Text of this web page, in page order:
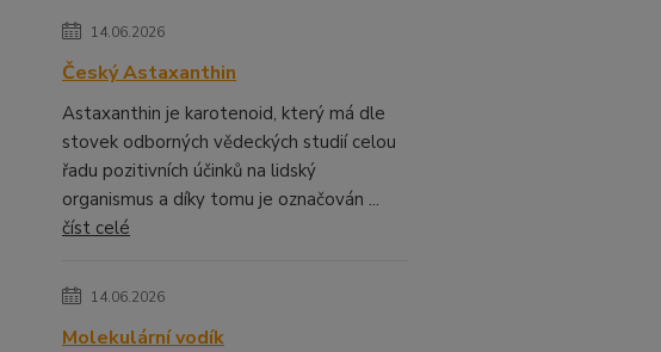
14.06.2026
Český Astaxanthin
Astaxanthin je karotenoid, který má dle
stovek odborných vědeckých studií celou
řadu pozitivních účinků na lidský
organismus a díky tomu je označován ...
číst celé
14.06.2026
Molekulární vodík